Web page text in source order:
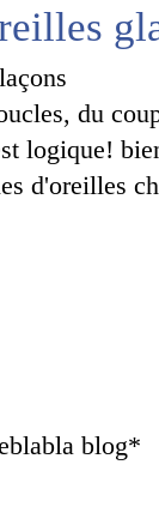
du
logique!
d'oreilles
blog*